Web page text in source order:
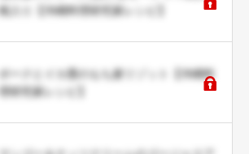
桃入り【沖縄料理研究家レシピ】
ポークとイカ墨のもち麦リゾット【沖縄料
理研究家レシピ】